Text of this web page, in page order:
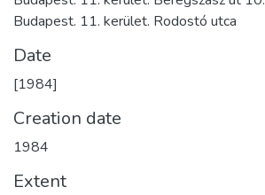
Budapest. 11. kerület. Rodostó utca
Date
[1984]
Creation date
1984
Extent